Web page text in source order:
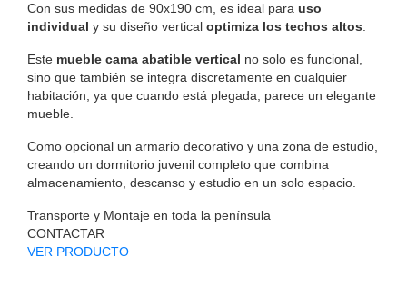
Con sus medidas de 90x190 cm, es ideal para uso
individual y su diseño vertical optimiza los techos altos
Este mueble cama abatible vertical no solo es funcional,
sino que también se integra discretamente en cualquier
habitación, ya que cuando está plegada, parece un elegante
mueble.
Como opcional un armario decorativo y una zona de estudio,
creando un dormitorio juvenil completo que combina
almacenamiento, descanso y estudio en un solo espacio.
Transporte y Montaje en toda la península
CONTACTAR
VER PRODUCTO